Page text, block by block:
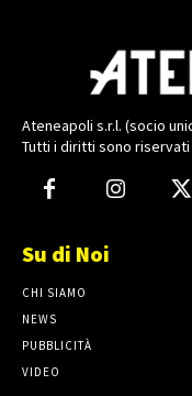
Ateneapoli s.r.l. (socio
Tutti i diritti sono riservati
Su di Noi
CHI SIAMO
NEWS
PUBBLICITÀ
VIDEO